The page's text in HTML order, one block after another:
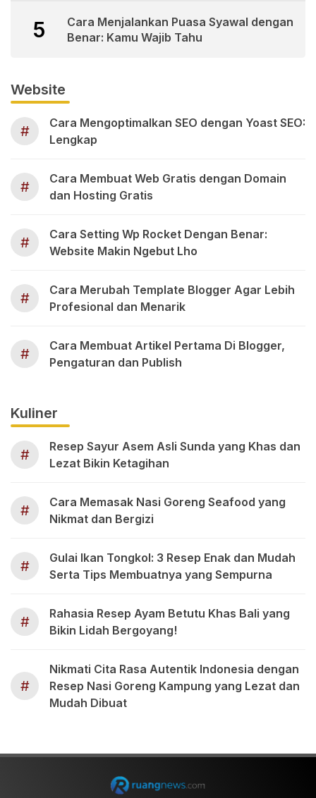
5
Cara Menjalankan Puasa Syawal dengan
Benar: Kamu Wajib Tahu
Website
#
Cara Mengoptimalkan SEO dengan Yoast SEO:
Lengkap
#
Cara Membuat Web Gratis dengan Domain
dan Hosting Gratis
#
Cara Setting Wp Rocket Dengan Benar:
Website Makin Ngebut Lho
#
Cara Merubah Template Blogger Agar Lebih
Profesional dan Menarik
#
Cara Membuat Artikel Pertama Di Blogger,
Pengaturan dan Publish
Kuliner
#
Resep Sayur Asem Asli Sunda yang Khas dan
Lezat Bikin Ketagihan
#
Cara Memasak Nasi Goreng Seafood yang
Nikmat dan Bergizi
#
Gulai Ikan Tongkol: 3 Resep Enak dan Mudah
Serta Tips Membuatnya yang Sempurna
#
Rahasia Resep Ayam Betutu Khas Bali yang
Bikin Lidah Bergoyang!
#
Nikmati Cita Rasa Autentik Indonesia dengan
Resep Nasi Goreng Kampung yang Lezat dan
Mudah Dibuat